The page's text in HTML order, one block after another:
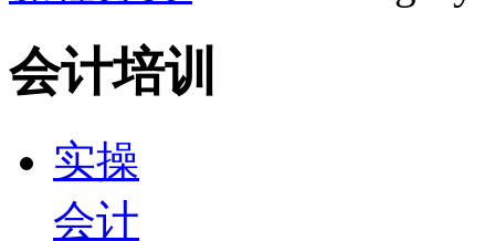
会计培训
实操
会计